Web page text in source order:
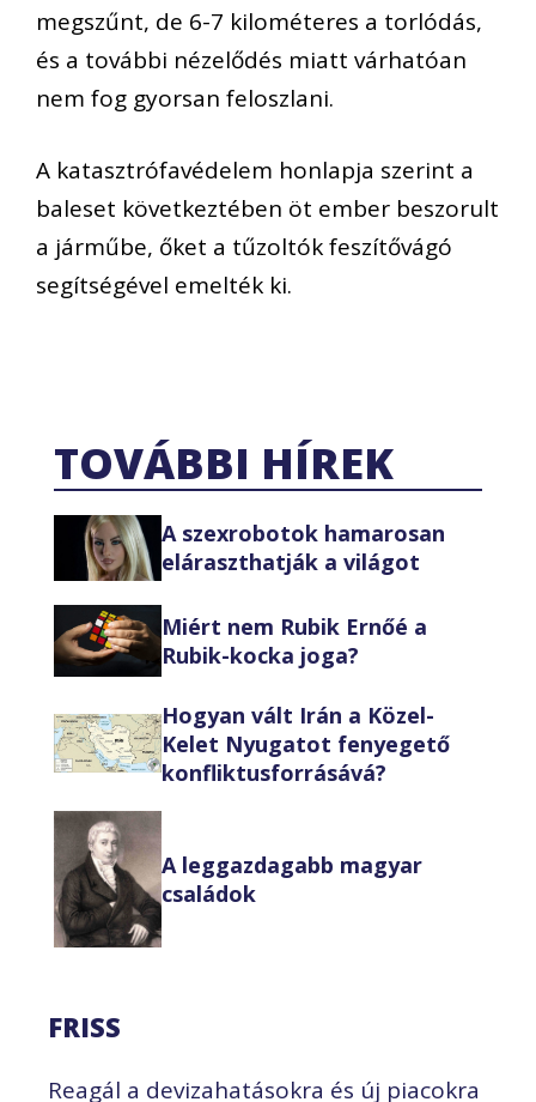
megszűnt, de 6-7 kilométeres a torlódás,
és a további nézelődés miatt várhatóan
nem fog gyorsan feloszlani.
A katasztrófavédelem honlapja szerint a
baleset következtében öt ember beszorult
a járműbe, őket a tűzoltók feszítővágó
segítségével emelték ki.
TOVÁBBI HÍREK
A szexrobotok hamarosan
eláraszthatják a világot
Miért nem Rubik Ernőé a
Rubik-kocka joga?
Hogyan vált Irán a Közel-
Kelet Nyugatot fenyegető
konfliktusforrásává?
A leggazdagabb magyar
családok
FRISS
Reagál a devizahatásokra és új piacokra